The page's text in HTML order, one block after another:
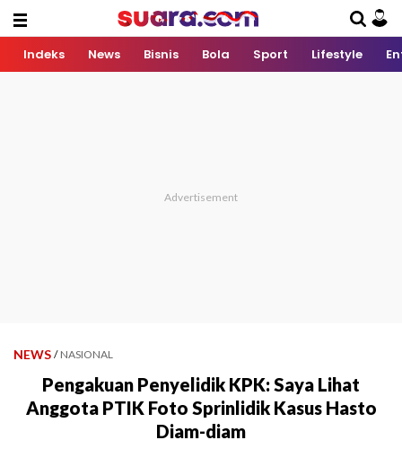
Indeks News Bisnis Bola Sport Lifestyle
NEWS / NASIONAL
Pengakuan Penyelidik KPK: Saya Lihat
Anggota PTIK Foto Sprinlidik Kasus Hasto
Diam-diam